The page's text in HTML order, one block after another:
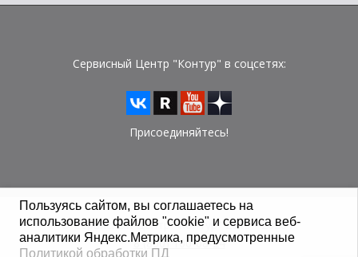
Сервисный Центр "Контур" в соцсетях:
Присоединяйтесь!
© Сервисный Центр "Контур" 2015 - 2026 г.
8 (800) 100-08-24
Пользуясь сайтом, вы соглашаетесь на
использование файлов "cookie" и сервиса веб-
аналитики Яндекс.Метрика, предусмотренные
Политикой обработки ПД